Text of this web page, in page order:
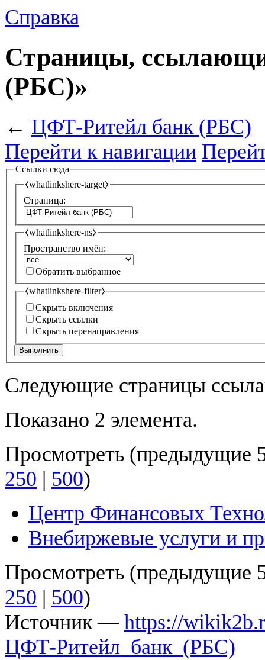
Справка
Страницы,
(РБС)»
← ЦФТ-Ритейл банк (РБС)
Перейти к навигации
Ссылки сюда
⧼whatlinkshere-target⧽
Страница:
⧼whatlinkshere-ns⧽
Пространство имён:
Обратить выбранное
⧼whatlinkshere-filter⧽
Скрыть включения
Скрыть ссылки
Скрыть перенаправления
Выполнить
Следующие страницы
Показано 2 элемента.
Просмотреть (предыдущие
250 | 500)
Центр Финансовых
Внебиржевые услуги и
Просмотреть (предыдущие
250 | 500)
Источник — https://
ЦФТ-Ритейл_банк_(РБС)